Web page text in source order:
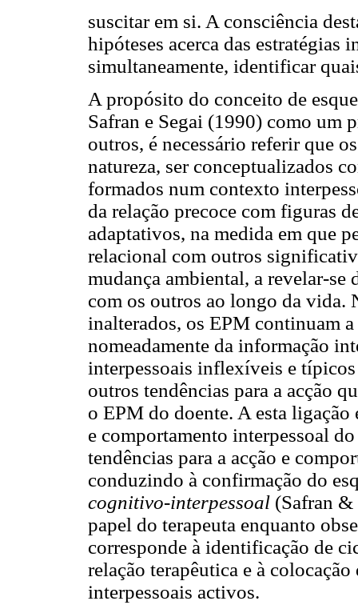
suscitar em si. A consciência
hipóteses acerca das estratégias
simultaneamente, identificar
A propósito do conceito de
Safran e Segai (1990) como um
outros, é necessário referir que
natureza, ser conceptualizados
formados num contexto
da relação precoce com figuras
adaptativos, na medida em que
relacional com outros
mudança ambiental, a revelar-se
com os outros ao longo da vida.
inalterados, os EPM continuam
nomeadamente da informação
interpessoais inflexíveis e
outros tendências para a acção
o EPM do doente. A esta ligação
e comportamento interpessoal
tendências para a acção e
conduzindo à confirmação do
cognitivo-interpessoal (Safran
papel do terapeuta enquanto
corresponde à identificação de
relação terapêutica e à
interpessoais activos.